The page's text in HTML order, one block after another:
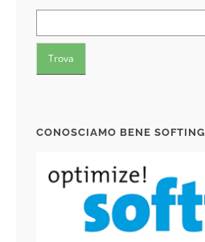
CONOSCIAMO BENE SOFTING